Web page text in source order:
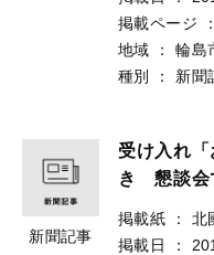
掲載ページ
：
地域
：
輪島
種別
： 新聞
新聞記事
受け入れ
き 懇談会
掲載紙 ：
北
掲載日
：